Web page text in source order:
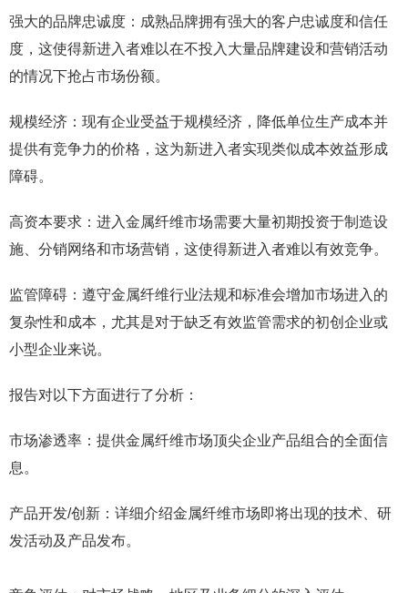
强大的品牌忠诚度：成熟品牌拥有强大的客户忠诚度和信任
度，这使得新进入者难以在不投入大量品牌建设和营销活动
的情况下抢占市场份额。
规模经济：现有企业受益于规模经济，降低单位生产成本并
提供有竞争力的价格，这为新进入者实现类似成本效益形成
障碍。
高资本要求：进入金属纤维市场需要大量初期投资于制造设
施、分销网络和市场营销，这使得新进入者难以有效竞争。
监管障碍：遵守金属纤维行业法规和标准会增加市场进入的
复杂性和成本，尤其是对于缺乏有效监管需求的初创企业或
小型企业来说。
报告对以下方面进行了分析：
市场渗透率：提供金属纤维市场顶尖企业产品组合的全面信
息。
产品开发/创新：详细介绍金属纤维市场即将出现的技术、研
发活动及产品发布。